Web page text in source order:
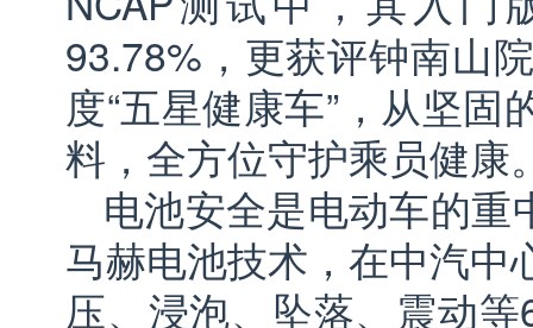
93.78%，更获评钟南山
度“五星健康车”，从坚
料，全方位守护乘员健康
电池安全是电动车的
马赫电池技术，在中汽中
压、浸泡、坠落、震动